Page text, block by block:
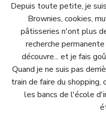
Depuis toute petite, je
Brownies, cookies,
pâtisseries n'ont plus
recherche
découvre... et je fais
Quand je ne suis pas
train de faire du shopping,
les bancs de l'école